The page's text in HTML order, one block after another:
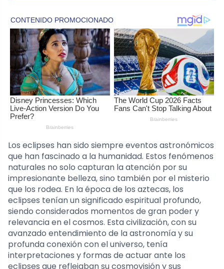
Los eclipses han sido siempre eventos astronómicos
que han fascinado a la humanidad. Estos fenómenos
naturales no solo capturan la atención por su
impresionante belleza, sino también por el misterio
que los rodea. En la época de los aztecas, los
eclipses tenían un significado espiritual profundo,
siendo considerados momentos de gran poder y
relevancia en el cosmos. Esta civilización, con su
avanzado entendimiento de la astronomía y su
profunda conexión con el universo, tenía
interpretaciones y formas de actuar ante los
eclipses que reflejaban su cosmovisión y sus